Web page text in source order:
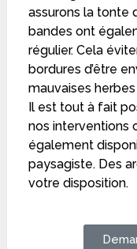
assurons la tonte
bandes ont
régulier. Cela
bordures d’être
mauvaises
Il est tout à fait
nos interventions
également
paysagiste. Des
votre disposition.